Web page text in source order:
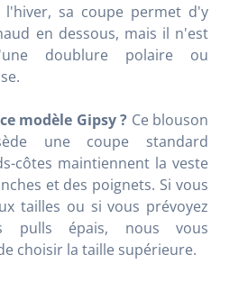
l'hiver, sa coupe permet d'y
en dessous, mais il n'est
doublure polaire ou
modèle Gipsy ? Ce blouson
une coupe standard
côtes maintiennent la veste
et des poignets. Si vous
tailles ou si vous prévoyez
pulls épais, nous vous
choisir la taille supérieure.